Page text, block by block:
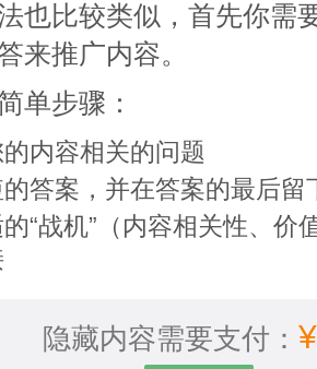
也比较类似，首先你需
来推广内容。
单步骤：
内容相关的问题
答案，并在答案的最后留
“战机”（内容相关性、价
隐藏内容需要支付：